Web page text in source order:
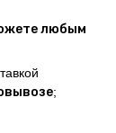
любым
;